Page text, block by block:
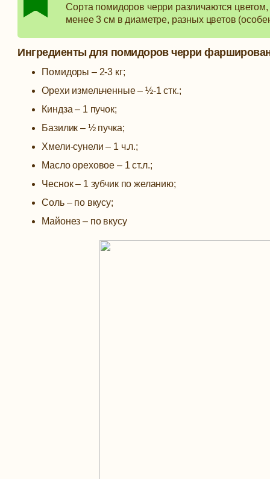
Сорта помидоров черри различаются
менее 3 см в диаметре, разных цветов
Ингредиенты для помидоров черри
Помидоры – 2-3 кг;
Орехи измельченные – ½-1 стк.;
Киндза – 1 пучок;
Базилик – ½ пучка;
Хмели-сунели – 1 ч.л.;
Масло ореховое – 1 ст.л.;
Чеснок – 1 зубчик по желанию;
Соль – по вкусу;
Майонез – по вкусу